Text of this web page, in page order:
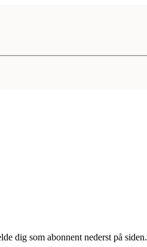
dig som abonnent nederst på siden.